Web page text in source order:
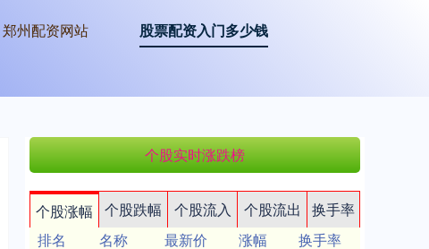
郑州配资网站 股票配资入门多少钱
个股实时涨跌榜
个股涨幅 个股跌幅 个股流入 个股流出
换手率
排名
名称 最新价 涨幅
换手率